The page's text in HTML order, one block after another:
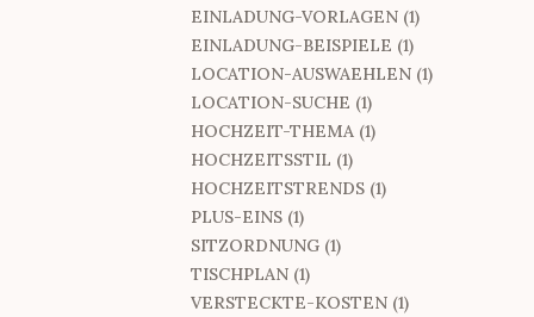
EINLADUNG-VORLAGEN (1)
EINLADUNG-BEISPIELE (1)
LOCATION-AUSWAEHLEN (1)
LOCATION-SUCHE (1)
HOCHZEIT-THEMA (1)
HOCHZEITSSTIL (1)
HOCHZEITSTRENDS (1)
PLUS-EINS (1)
SITZORDNUNG (1)
TISCHPLAN (1)
VERSTECKTE-KOSTEN (1)